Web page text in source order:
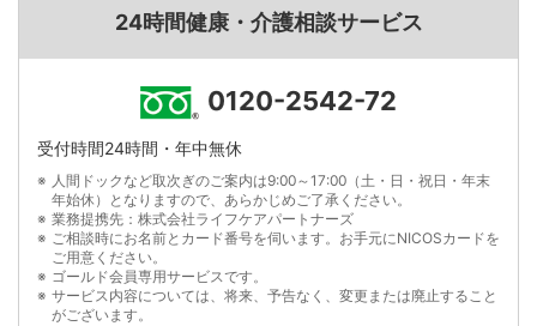
24時間健康・介護相談サービス
0120-2542-72
受付時間24時間・年中無休
人間ドックなど取次ぎのご案内は9:00～17:00（土・日・祝日・年末
年始休）となりますので、あらかじめご了承ください。
業務提携先：株式会社ライフケアパートナーズ
ご相談時にお名前とカード番号を伺います。お手元にNICOSカードを
ご用意ください。
ゴールド会員専用サービスです。
サービス内容については、将来、予告なく、変更または廃止すること
がございます。